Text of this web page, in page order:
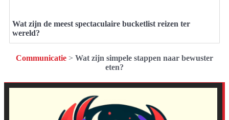
Wat zijn de meest spectaculaire bucketlist reizen ter
wereld?
Communicatie > Wat zijn simpele stappen naar bewuster
eten?